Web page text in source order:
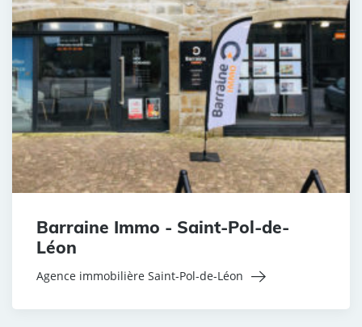
Barraine Immo - Saint-Pol-de-
Léon
Agence immobilière Saint-Pol-de-Léon